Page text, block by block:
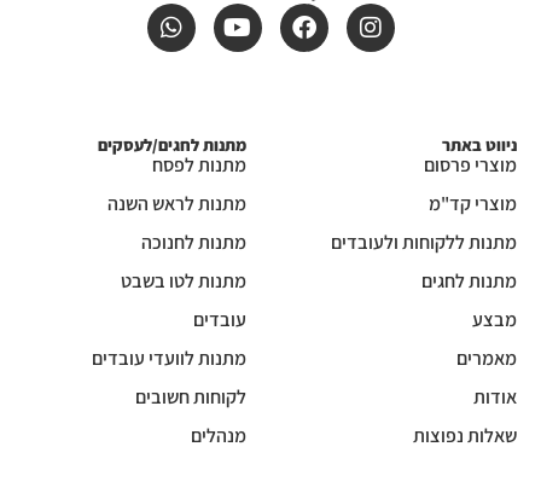
ניווט באתר
מוצרי פרסום
מוצרי קד"מ
מתנות ללקוחות ולעובדים
מתנות לחגים
מבצע
מאמרים
אודות
שאלות נפוצות
מתנות לחגים/לעסקים
מתנות לפסח
מתנות לראש השנה
מתנות לחנוכה
מתנות לטו בשבט
עובדים
מתנות לוועדי עובדים
לקוחות חשובים
מנהלים